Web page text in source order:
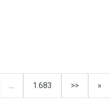
… 1.683 >> »